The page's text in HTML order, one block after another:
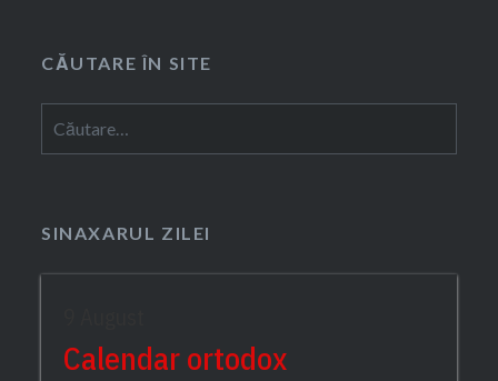
CĂUTARE ÎN SITE
după:
SINAXARUL ZILEI
Calendar ortodox